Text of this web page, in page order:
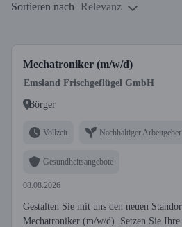
Sortieren nach Relevanz
Mechatroniker (m/w/d)
Emsland Frischgeflügel GmbH
Börger
Vollzeit Nachhaltiger Arbeitgeber
Gesundheitsangebote
08.08.2026
Gestalten Sie mit uns den neuen
Mechatroniker (m/w/d). Setzen Sie Ihre